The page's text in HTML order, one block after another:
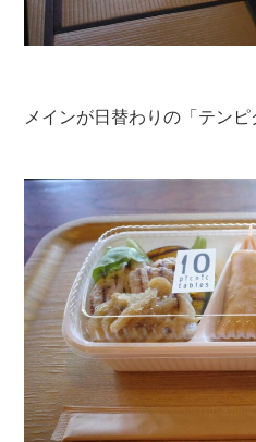
メインが日替わりの「テンピ